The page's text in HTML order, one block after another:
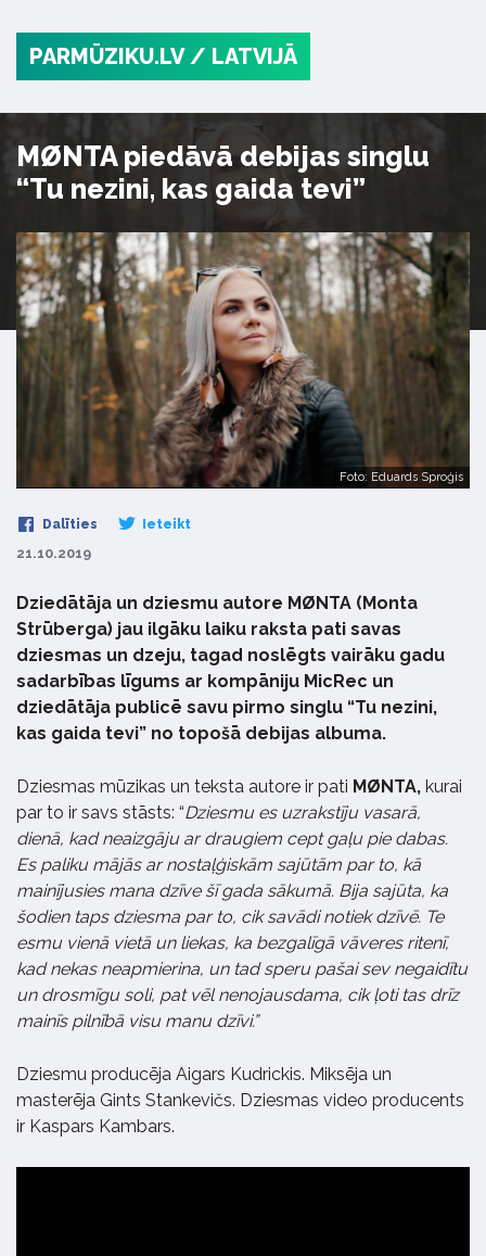
PARMŪZIKU.LV / LATVIJĀ
MØNTA piedāvā debijas singlu
“Tu nezini, kas gaida tevi”
Foto: Eduards Sproģis
Dalīties Ieteikt
21.10.2019
Dziedātāja un dziesmu autore MØNTA (Monta
Strūberga) jau ilgāku laiku raksta pati savas
dziesmas un dzeju, tagad noslēgts vairāku gadu
sadarbības līgums ar kompāniju MicRec un
dziedātāja publicē savu pirmo singlu “Tu nezini,
kas gaida tevi” no topošā debijas albuma.
Dziesmas mūzikas un teksta autore ir pati MØNTA, kurai
par to ir savs stāsts: “Dziesmu es uzrakstīju vasarā,
dienā, kad neaizgāju ar draugiem cept gaļu pie dabas.
Es paliku mājās ar nostaļģiskām sajūtām par to, kā
mainījusies mana dzīve šī gada sākumā. Bija sajūta, ka
šodien taps dziesma par to, cik savādi notiek dzīvē. Te
esmu vienā vietā un liekas, ka bezgalīgā vāveres ritenī,
kad nekas neapmierina, un tad speru pašai sev negaidītu
un drosmīgu soli, pat vēl nenojausdama, cik ļoti tas drīz
mainīs pilnībā visu manu dzīvi.”
Dziesmu producēja Aigars Kudrickis. Miksēja un
masterēja Gints Stankevičs. Dziesmas video producents
ir Kaspars Kambars.